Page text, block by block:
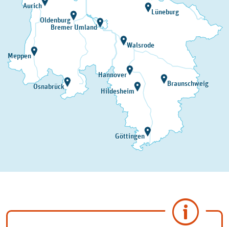
Aurich
Braunschweig
Bremer Umland
Göttingen
Hannover
Hildesheim
Lüneburg
Meppen
Oldenburg
Osnabrück
Walsrode